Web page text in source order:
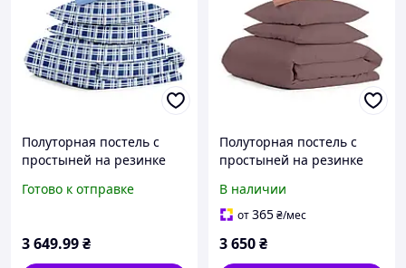
Полуторная постель с
простыней на резинке
160х220 см
Готово к отправке
3 649.99₴
Полуторная постель с
простыней на резинке
Шоколад 160х220 см
В наличии
от365₴/мес
3 650₴